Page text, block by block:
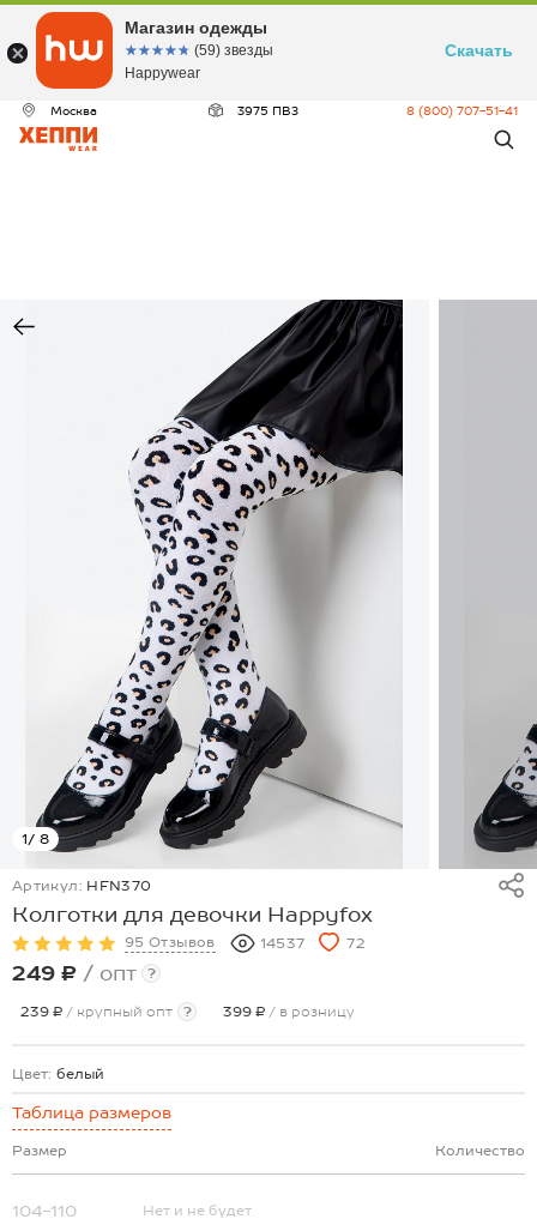
Москва 3975 ПВЗ 8 (800) 707-51-41
1/ 8
Артикул: HFN370
Колготки для девочки Happyfox
95 Отзывов 14537 72
249 ₽ / опт ?
239 ₽ / крупный опт ? 399 ₽ / в розницу
Цвет: белый
Таблица размеров
Размер Количество
104-110 Нет и не будет
Магазин одежды
☆☆☆☆☆
★★★★★ (59) звезды
Happywear
Скачать